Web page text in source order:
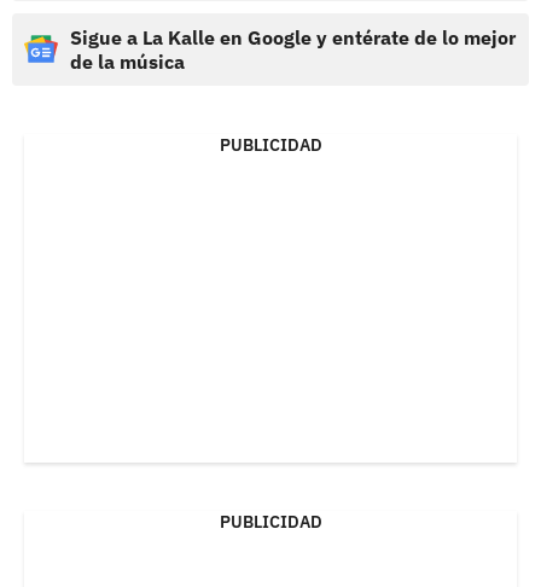
Sigue a La Kalle en Google y entérate de lo mejor
de la música
PUBLICIDAD
PUBLICIDAD